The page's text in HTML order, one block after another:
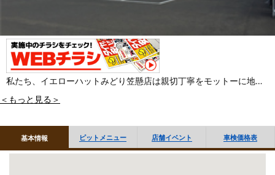
私たち、イエローハットみどり笠懸店は親切丁寧をモットーに地域
のお客様にやさしい店づくりを目指し、日々努めてまいります。ぜ
ております。
＜もっと見る＞
基本情報 ピットメニュー 店舗イベント 車検価格表